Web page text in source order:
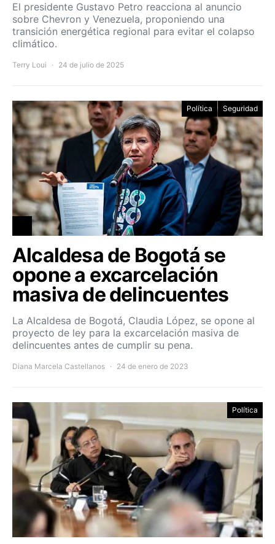
El presidente Gustavo Petro reacciona al anuncio
sobre Chevron y Venezuela, proponiendo una
transición energética regional para evitar el colapso
climático.
Terry Loui 24 de julio de 2025
Política Seguridad
Alcaldesa de Bogotá se
opone a excarcelación
masiva de delincuentes
La Alcaldesa de Bogotá, Claudia López, se opone al
proyecto de ley para la excarcelación masiva de
delincuentes antes de cumplir su pena.
Diana Marcela Castellanos 24 de enero de 2023
Política